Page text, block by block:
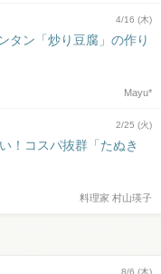
4/16 (木)
タン「炒り豆腐」の作り
Mayu*
2/25 (火)
！コスパ抜群「たぬき
料理家 村山瑛子
8/6 (木)